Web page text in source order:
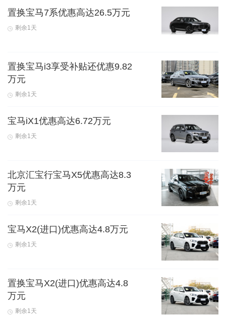
置换宝马7系优惠高达26.5万元
剩余1天
置换宝马i3享受补贴还优惠9.82
万元
剩余1天
宝马iX1优惠高达6.72万元
剩余1天
北京汇宝行宝马X5优惠高达8.3
万元
剩余1天
宝马X2(进口)优惠高达4.8万元
剩余1天
置换宝马X2(进口)优惠高达4.8
万元
剩余1天